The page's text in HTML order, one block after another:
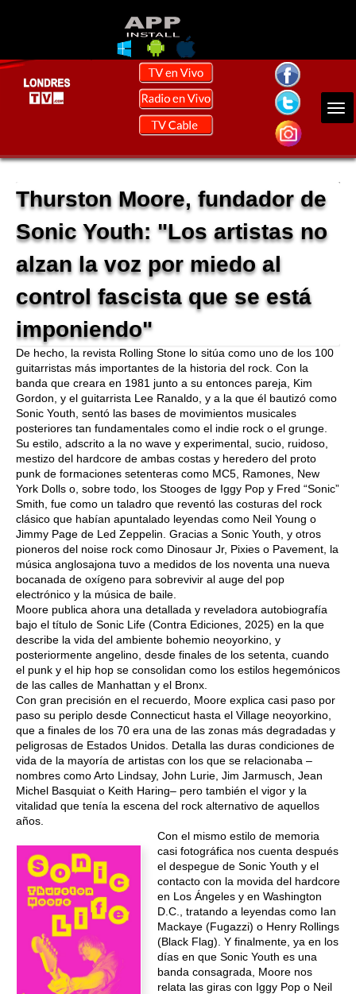
Thurston Moore, fundador de
Sonic Youth: "Los artistas no
alzan la voz por miedo al
control fascista que se está
imponiendo"
De hecho, la revista Rolling Stone lo sitúa como uno de los 100
guitarristas más importantes de la historia del rock. Con la
banda que creara en 1981 junto a su entonces pareja, Kim
Gordon, y el guitarrista Lee Ranaldo, y a la que él bautizó como
Sonic Youth, sentó las bases de movimientos musicales
posteriores tan fundamentales como el indie rock o el grunge.
Su estilo, adscrito a la no wave y experimental, sucio, ruidoso,
mestizo del hardcore de ambas costas y heredero del proto
punk de formaciones setenteras como MC5, Ramones, New
York Dolls o, sobre todo, los Stooges de Iggy Pop y Fred “Sonic”
Smith, fue como un taladro que reventó las costuras del rock
clásico que habían apuntalado leyendas como Neil Young o
Jimmy Page de Led Zeppelin. Gracias a Sonic Youth, y otros
pioneros del noise rock como Dinosaur Jr, Pixies o Pavement, la
música anglosajona tuvo a medidos de los noventa una nueva
bocanada de oxígeno para sobrevivir al auge del pop
electrónico y la música de baile.
Moore publica ahora una detallada y reveladora autobiografía
bajo el título de Sonic Life (Contra Ediciones, 2025) en la que
describe la vida del ambiente bohemio neoyorkino, y
posteriormente angelino, desde finales de los setenta, cuando
el punk y el hip hop se consolidan como los estilos hegemónicos
de las calles de Manhattan y el Bronx.
Con gran precisión en el recuerdo, Moore explica casi paso por
paso su periplo desde Connecticut hasta el Village neoyorkino,
que a finales de los 70 era una de las zonas más degradadas y
peligrosas de Estados Unidos. Detalla las duras condiciones de
vida de la mayoría de artistas con los que se relacionaba –
nombres como Arto Lindsay, John Lurie, Jim Jarmusch, Jean
Michel Basquiat o Keith Haring– pero también el vigor y la
vitalidad que tenía la escena del rock alternativo de aquellos
años.
Con el mismo estilo de memoria
casi fotográfica nos cuenta después
el despegue de Sonic Youth y el
contacto con la movida del hardcore
en Los Ángeles y en Washington
D.C., tratando a leyendas como Ian
Mackaye (Fugazzi) o Henry Rollings
(Black Flag). Y finalmente, ya en los
días en que Sonic Youth es una
banda consagrada, Moore nos
relata las giras con Iggy Pop o Neil